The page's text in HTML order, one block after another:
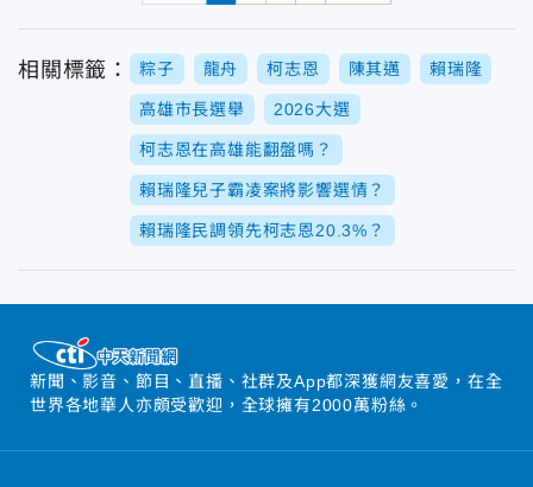
相關標籤： 粽子 龍舟 柯志恩 陳其邁 賴瑞隆
高雄市長選舉 2026大選
柯志恩在高雄能翻盤嗎？
賴瑞隆兒子霸凌案將影響選情？
賴瑞隆民調領先柯志恩20.3%？
新聞、影音、節目、直播、社群及App都深獲網友喜愛，在全
世界各地華人亦頗受歡迎，全球擁有2000萬粉絲。